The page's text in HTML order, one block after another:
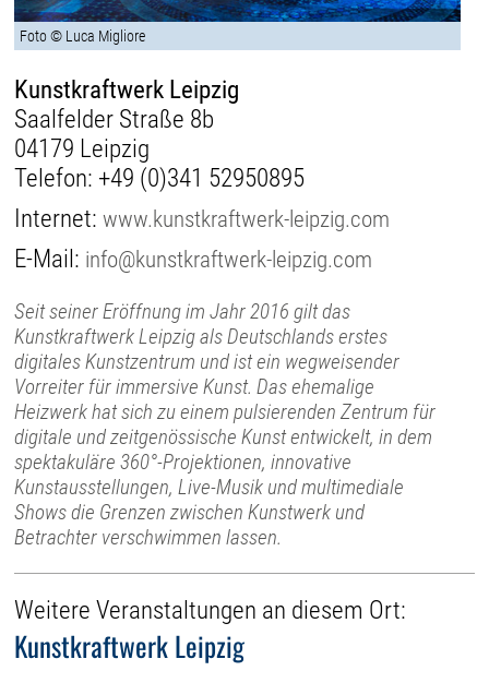
Foto © Luca Migliore
Kunstkraftwerk Leipzig
Saalfelder Straße 8b
04179 Leipzig
Telefon: +49 (0)341 52950895
Internet:www.kunstkraftwerk-leipzig.com
E-Mail: info@kunstkraftwerk-leipzig.com
Seit seiner Eröffnung im Jahr 2016 gilt das
Kunstkraftwerk Leipzig als Deutschlands erstes
digitales Kunstzentrum und ist ein wegweisender
Vorreiter für immersive Kunst. Das ehemalige
Heizwerk hat sich zu einem pulsierenden Zentrum für
digitale und zeitgenössische Kunst entwickelt, in dem
spektakuläre 360°-Projektionen, innovative
Kunstausstellungen, Live-Musik und multimediale
Shows die Grenzen zwischen Kunstwerk und
Betrachter verschwimmen lassen.
Weitere Veranstaltungen an diesem Ort:
Kunstkraftwerk Leipzig